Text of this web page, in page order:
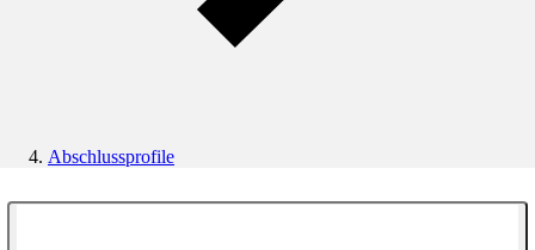
Abschlussprofile